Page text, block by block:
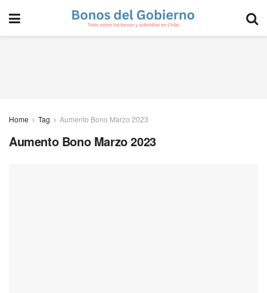
Home Tag Aumento Bono Marzo 2023
Aumento Bono Marzo 2023